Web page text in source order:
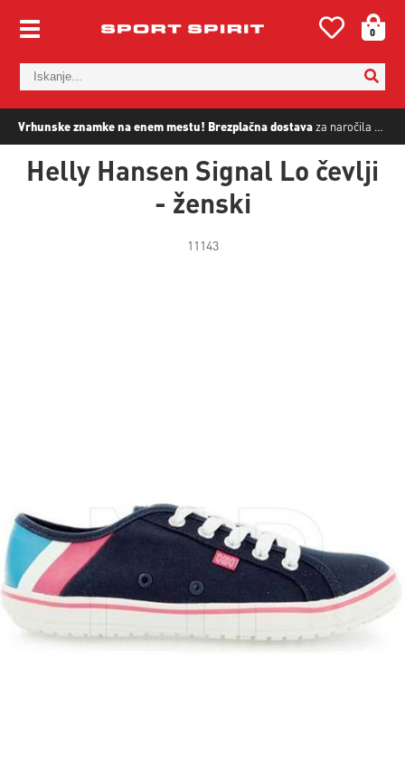
Vrhunske znamke na enem mestu! Brezplačna dostavaza naročila nad
0
Helly Hansen Signal Lo čevlji
- ženski
11143